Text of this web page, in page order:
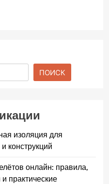
ПОИСК
изоляция для
конструкций
онлайн: правила,
практические